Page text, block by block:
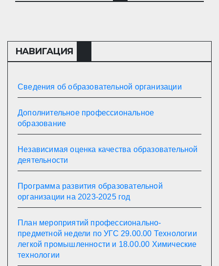
НАВИГАЦИЯ
Сведения об образовательной организации
Дополнительное профессиональное
образование
Независимая оценка качества образовательной
деятельности
Программа развития образовательной
организации на 2023-2025 год
План мероприятий профессионально-
предметной недели по УГС 29.00.00 Технологии
легкой промышленности и 18.00.00 Химические
технологии